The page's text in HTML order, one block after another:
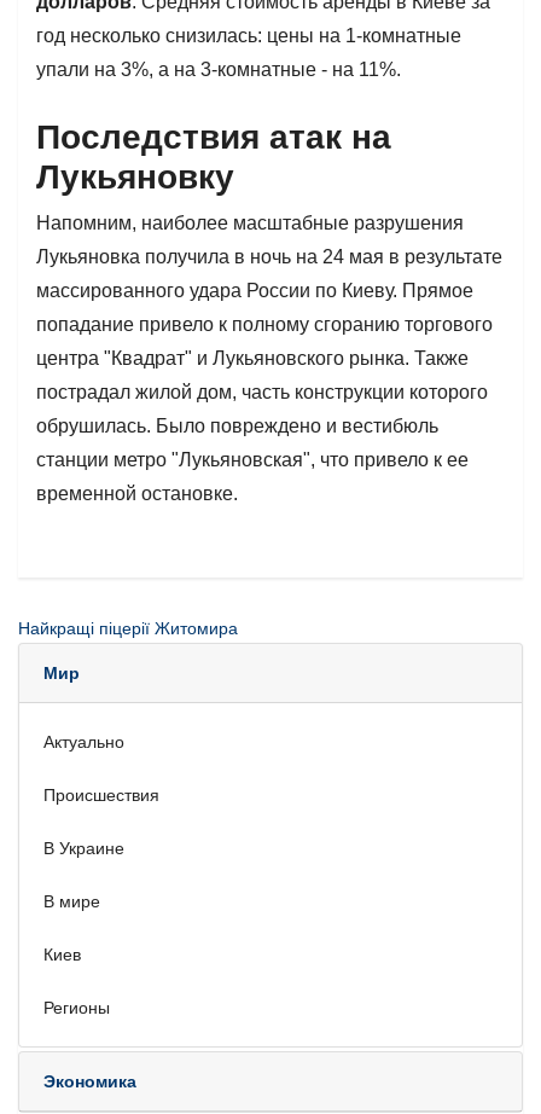
год несколько снизилась: цены на 1-комнатные
упали на 3%, а на 3-комнатные - на 11%.
Последствия атак на
Лукьяновку
Напомним, наиболее масштабные разрушения
Лукьяновка получила в ночь на 24 мая в результате
массированного удара России по Киеву. Прямое
попадание привело к полному сгоранию торгового
центра "Квадрат" и Лукьяновского рынка. Также
пострадал жилой дом, часть конструкции которого
обрушилась. Было повреждено и вестибюль
станции метро "Лукьяновская", что привело к ее
временной остановке.
Найкращі піцерії Житомира
Мир
Актуально
Происшествия
В Украине
В мире
Киев
Регионы
Экономика